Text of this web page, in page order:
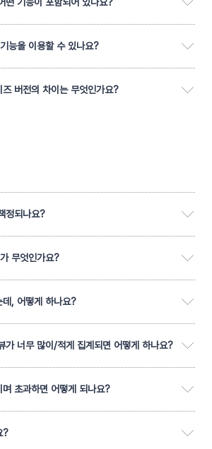
능을 이용할 수 있나요?
버전의 차이는 무엇인가요?
정되나요?
무엇인가요?
데, 어떻게 하나요?
가 너무 많이/적게 집계되면 어떻게 하나요?
초과하면 어떻게 되나요?
?